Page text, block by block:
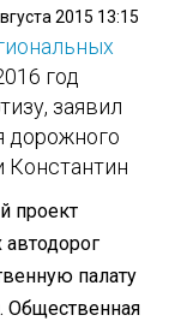
2015 13:15
год
заявил
дорожного
Константин
проект
палату
Общественная